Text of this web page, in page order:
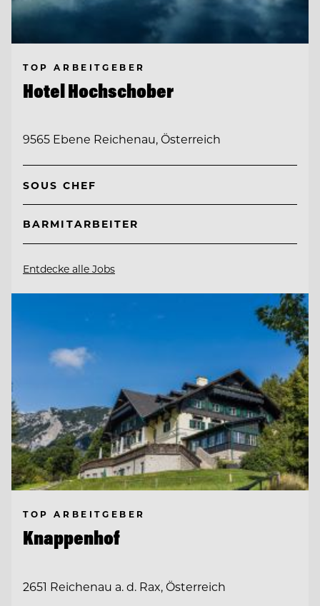
TOP ARBEITGEBER
Hotel Hochschober
9565 Ebene Reichenau, Österreich
SOUS CHEF
BARMITARBEITER
Entdecke alle Jobs
TOP ARBEITGEBER
Knappenhof
2651 Reichenau a. d. Rax, Österreich